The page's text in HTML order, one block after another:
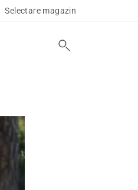
Selectare magazin